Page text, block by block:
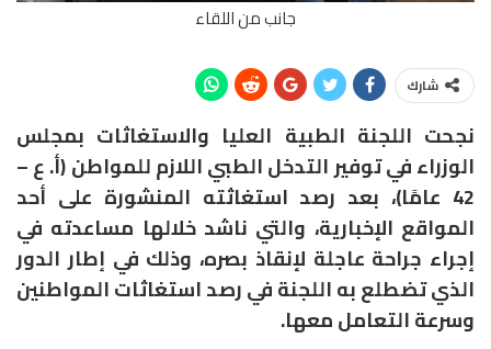
جانب من اللقاء
شارك
نجحت اللجنة الطبية العليا والاستغاثات بمجلس
الوزراء في توفير التدخل الطبي اللازم للمواطن (أ. ع –
42 عامًا)، بعد رصد استغاثته المنشورة على أحد
المواقع الإخبارية، والتي ناشد خلالها مساعدته في
إجراء جراحة عاجلة لإنقاذ بصره، وذلك في إطار الدور
الذي تضطلع به اللجنة في رصد استغاثات المواطنين
وسرعة التعامل معها.